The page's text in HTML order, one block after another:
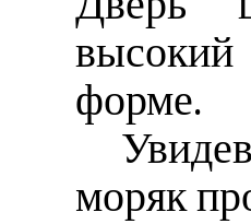
форме.
моряк